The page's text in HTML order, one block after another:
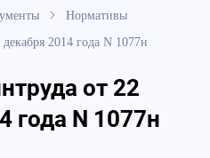
Нормативы
2014 года N 1077н
от 22
года N 1077н